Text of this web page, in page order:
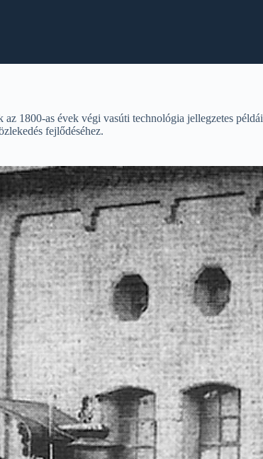
1800-as évek végi vasúti technológia jellegzetes
fejlődéséhez.